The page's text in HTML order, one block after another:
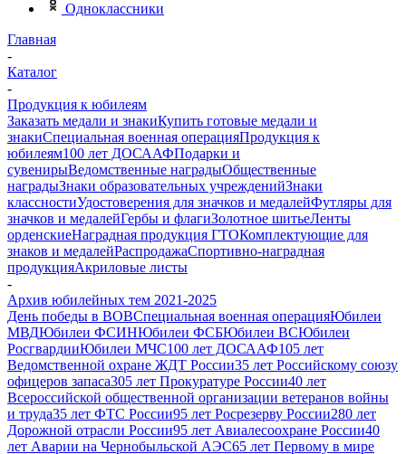
Одноклассники
Главная
-
Каталог
-
Продукция к юбилеям
Заказать медали и знакиКупить готовые медали и
знакиСпециальная военная операцияПродукция к
юбилеям100 лет ДОСААФПодарки и
сувенирыВедомственные наградыОбщественные
наградыЗнаки образовательных учрежденийЗнаки
классностиУдостоверения для значков и медалейФутляры для
значков и медалейГербы и флагиЗолотное шитьеЛенты
орденскиеНаградная продукция ГТОКомплектующие для
знаков и медалейРаспродажаСпортивно-наградная
продукцияАкриловые листы
-
Архив юбилейных тем 2021-2025
День победы в ВОВСпециальная военная операцияЮбилеи
МВДЮбилеи ФСИНЮбилеи ФСБЮбилеи ВСЮбилеи
РосгвардииЮбилеи МЧС100 лет ДОСААФ105 лет
Ведомственной охране ЖДТ России35 лет Российскому союзу
офицеров запаса305 лет Прокуратуре России40 лет
Всероссийской общественной организации ветеранов войны
и труда35 лет ФТС России95 лет Росрезерву России280 лет
Дорожной отрасли России95 лет Авиалесоохране России40
лет Аварии на Чернобыльской АЭС65 лет Первому в мире